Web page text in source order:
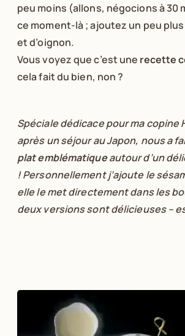
peu moins (allons, négocions à 30
ce moment-là ; ajoutez un peu
et d’oignon.
Vous voyez que c’est une recette
cela fait du bien, non ?
Spéciale dédicace pour ma copine
après un séjour au Japon, nous a
plat emblématiqueautour d’un
! Personnellement j’ajoute le
elle le met directement dans les
deux versions sont délicieuses –